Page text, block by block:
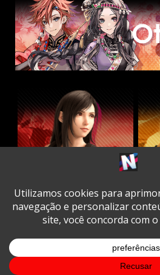
TwitterFacebook
Copyright © All rights